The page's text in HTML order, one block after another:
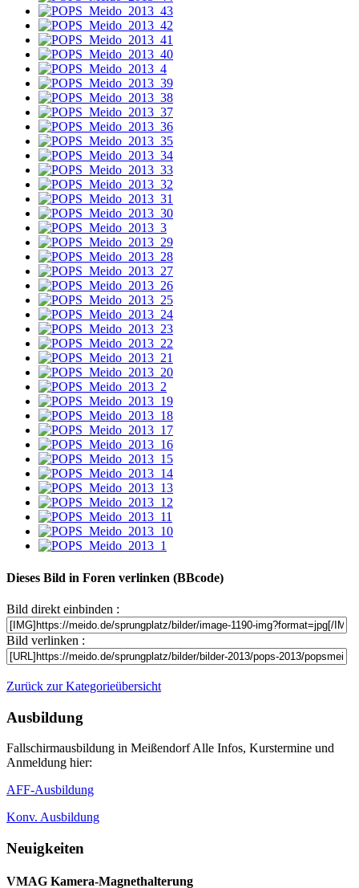
Dieses Bild in Foren verlinken (BBcode)
Bild direkt einbinden :
Bild verlinken :
Zurück zur Kategorieübersicht
Ausbildung
Fallschirmausbildung in Meißendorf Alle Infos, Kurstermine und
Anmeldung hier:
AFF-Ausbildung
Konv. Ausbildung
Neuigkeiten
VMAG Kamera-Magnethalterung